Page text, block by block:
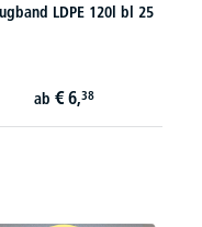
LDPE 120l bl 25
ab € 6,38